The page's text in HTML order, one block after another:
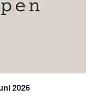
2026